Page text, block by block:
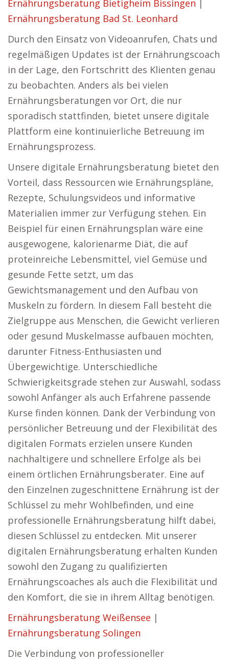
Ernährungsberatung Bietigheim Bissingen |
Ernährungsberatung Bad St. Leonhard
Durch den Einsatz von Videoanrufen, Chats und
regelmäßigen Updates ist der Ernährungscoach
in der Lage, den Fortschritt des Klienten genau
zu beobachten. Anders als bei vielen
Ernährungsberatungen vor Ort, die nur
sporadisch stattfinden, bietet unsere digitale
Plattform eine kontinuierliche Betreuung im
Ernährungsprozess.
Unsere digitale Ernährungsberatung bietet den
Vorteil, dass Ressourcen wie Ernährungspläne,
Rezepte, Schulungsvideos und informative
Materialien immer zur Verfügung stehen. Ein
Beispiel für einen Ernährungsplan wäre eine
ausgewogene, kalorienarme Diät, die auf
proteinreiche Lebensmittel, viel Gemüse und
gesunde Fette setzt, um das
Gewichtsmanagement und den Aufbau von
Muskeln zu fördern. In diesem Fall besteht die
Zielgruppe aus Menschen, die Gewicht verlieren
oder gesund Muskelmasse aufbauen möchten,
darunter Fitness-Enthusiasten und
Übergewichtige. Unterschiedliche
Schwierigkeitsgrade stehen zur Auswahl, sodass
sowohl Anfänger als auch Erfahrene passende
Kurse finden können. Dank der Verbindung von
persönlicher Betreuung und der Flexibilität des
digitalen Formats erzielen unsere Kunden
nachhaltigere und schnellere Erfolge als bei
einem örtlichen Ernährungsberater. Eine auf
den Einzelnen zugeschnittene Ernährung ist der
Schlüssel zu mehr Wohlbefinden, und eine
professionelle Ernährungsberatung hilft dabei,
diesen Schlüssel zu entdecken. Mit unserer
digitalen Ernährungsberatung erhalten Kunden
sowohl den Zugang zu qualifizierten
Ernährungscoaches als auch die Flexibilität und
den Komfort, die sie in ihrem Alltag benötigen.
Ernährungsberatung Weißensee |
Ernährungsberatung Solingen
Die Verbindung von professioneller